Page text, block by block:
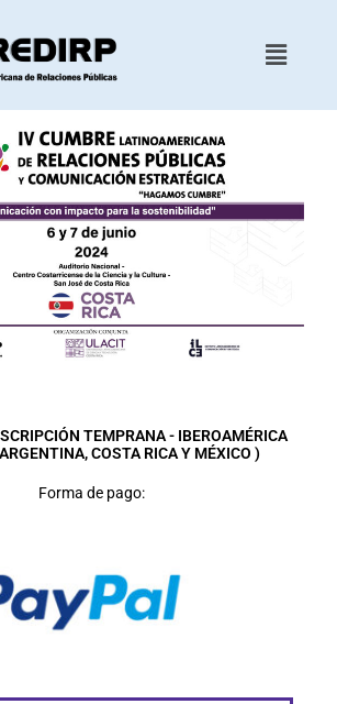
Menu
TEMPRANA - IBEROAMÉRICA
COSTA RICA Y MÉXICO )
Forma de pago: